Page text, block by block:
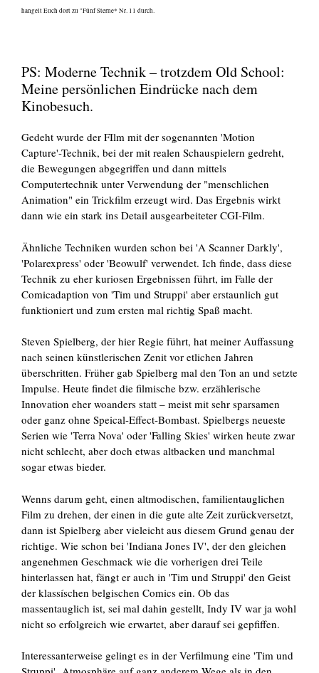
hangelt Euch dort zu "Fünf Sterne* Nr. 11 durch.
PS: Moderne Technik – trotzdem Old School:
Meine persönlichen Eindrücke nach dem
Kinobesuch.
Gedeht wurde der FIlm mit der sogenannten 'Motion
Capture'-Technik, bei der mit realen Schauspielern gedreht,
die Bewegungen abgegriffen und dann mittels
Computertechnik unter Verwendung der "menschlichen
Animation" ein Trickfilm erzeugt wird. Das Ergebnis wirkt
dann wie ein stark ins Detail ausgearbeiteter CGI-Film.
Ähnliche Techniken wurden schon bei 'A Scanner Darkly',
'Polarexpress' oder 'Beowulf' verwendet. Ich finde, dass diese
Technik zu eher kuriosen Ergebnissen führt, im Falle der
Comicadaption von 'Tim und Struppi' aber erstaunlich gut
funktioniert und zum ersten mal richtig Spaß macht.
Steven Spielberg, der hier Regie führt, hat meiner Auffassung
nach seinen künstlerischen Zenit vor etlichen Jahren
überschritten. Früher gab Spielberg mal den Ton an und setzte
Impulse. Heute findet die filmische bzw. erzählerische
Innovation eher woanders statt – meist mit sehr sparsamen
oder ganz ohne Speical-Effect-Bombast. Spielbergs neueste
Serien wie 'Terra Nova' oder 'Falling Skies' wirken heute zwar
nicht schlecht, aber doch etwas altbacken und manchmal
sogar etwas bieder.
Wenns darum geht, einen altmodischen, familientauglichen
Film zu drehen, der einen in die gute alte Zeit zurückversetzt,
dann ist Spielberg aber vieleicht aus diesem Grund genau der
richtige. Wie schon bei 'Indiana Jones IV', der den gleichen
angenehmen Geschmack wie die vorherigen drei Teile
hinterlassen hat, fängt er auch in 'Tim und Struppi' den Geist
der klassíschen belgischen Comics ein. Ob das
massentauglich ist, sei mal dahin gestellt, Indy IV war ja wohl
nicht so erfolgreich wie erwartet, aber darauf sei gepfiffen.
Interessanterweise gelingt es in der Verfilmung eine 'Tim und